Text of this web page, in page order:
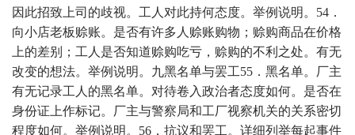
因此招致上司的歧视。工人对此持何态度。举例说明。 54 ．
向小店老板赊账。是否有许多人赊账购物；赊购商品在价格
上的差别；工人是否知道赊购吃亏，赊购的不利之处。有无
改变的想法。举例说明。九黑名单与罢工55 ．黑名单。厂主
有无记录工人的黑名单。对待卷入政治者态度如何。是否在
身份证上作标记。厂主与警察局和工厂视察机关的关系密切
程度如何。举例说明。 56 ．抗议和罢工。详细列举每起事件